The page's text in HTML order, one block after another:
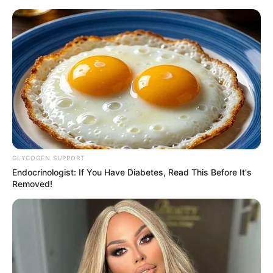
au
contenuLE MEILLEUR PRONOSTIC
La Base du QUINTÉ au Special Tocard du PMU
Menu
PRONOSTIC QUINTÉ PRIX SOUVIENS-TOI
GLYCOGEN SUPPORT
Endocrinologist: If You Have Diabetes, Read This Before It's
Removed!